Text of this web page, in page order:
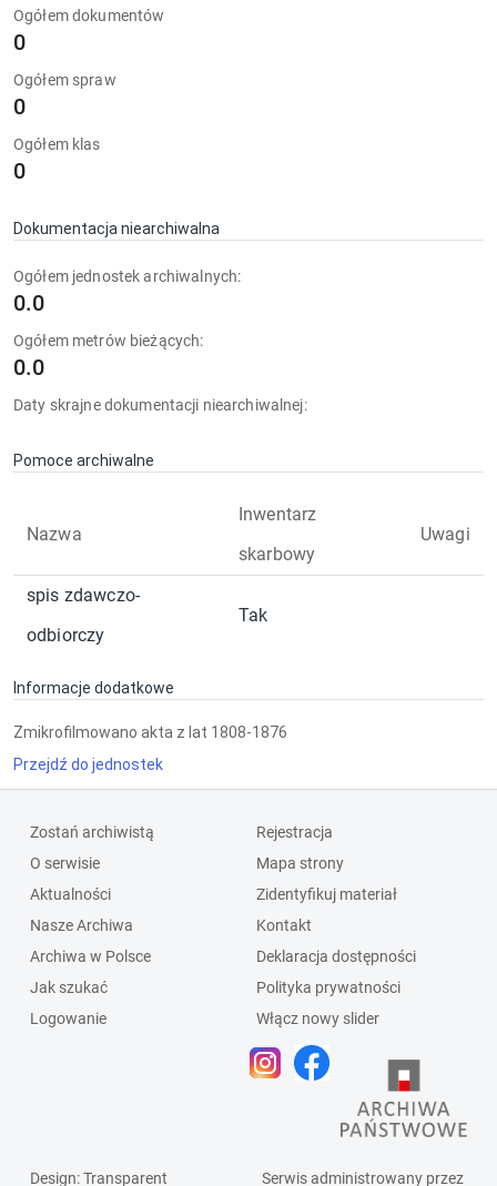
Ogółem dokumentów
0
Ogółem spraw
0
Ogółem klas
0
Dokumentacja niearchiwalna
Ogółem jednostek archiwalnych:
0.0
Ogółem metrów bieżących:
0.0
Daty skrajne dokumentacji niearchiwalnej:
Pomoce archiwalne
Nazwa
Inwentarz
skarbowy
Uwagi
spis zdawczo-
odbiorczy
Tak
Informacje dodatkowe
Zmikrofilmowano akta z lat 1808-1876
Przejdź do jednostek
Zostań archiwistą
O serwisie
Aktualności
Nasze Archiwa
Archiwa w Polsce
Jak szukać
Logowanie
Rejestracja
Mapa strony
Zidentyfikuj materiał
Kontakt
Deklaracja dostępności
Polityka prywatności
Włącz nowy slider
Design: Transparent Serwis administrowany przez